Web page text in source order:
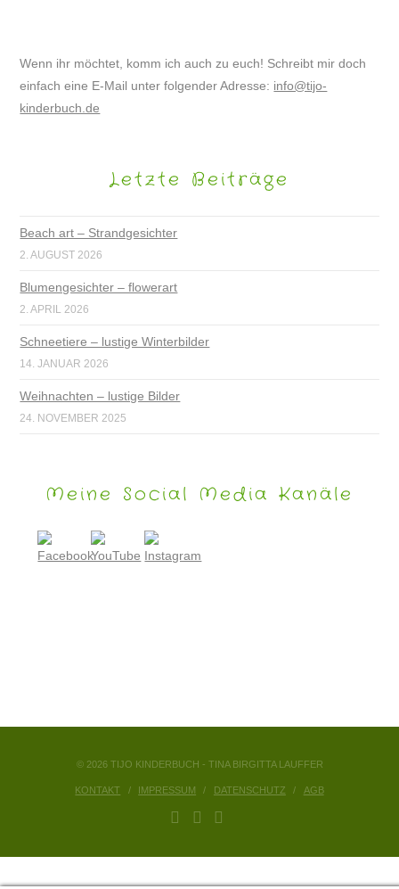
Wenn ihr möchtet, komm ich auch zu euch! Schreibt mir doch
einfach eine E-Mail unter folgender Adresse: info@tijo-
kinderbuch.de
Letzte Beiträge
Beach art – Strandgesichter
2. AUGUST 2026
Blumengesichter – flowerart
2. APRIL 2026
Schneetiere – lustige Winterbilder
14. JANUAR 2026
Weihnachten – lustige Bilder
24. NOVEMBER 2025
Meine Social Media Kanäle
© 2026 TIJO KINDERBUCH - TINA BIRGITTA LAUFFER
KONTAKT IMPRESSUM DATENSCHUTZ AGB